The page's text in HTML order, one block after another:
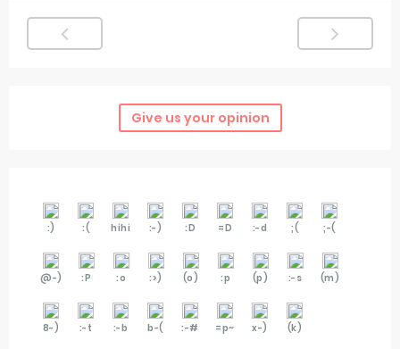
Give us your opinion
:) :( hihi :-) :D =D :-d ;( ;-(
@-) :P :o :>) (o) :p (p) :-s (m)
8-) :-t :-b b-( :-# =p~ x-) (k)